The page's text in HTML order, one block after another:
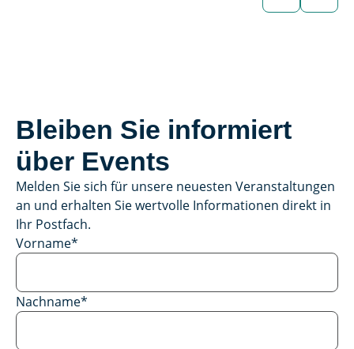
Bleiben Sie informiert
über Events
Melden Sie sich für unsere neuesten Veranstaltungen
an und erhalten Sie wertvolle Informationen direkt in
Ihr Postfach.
Vorname*
Nachname*